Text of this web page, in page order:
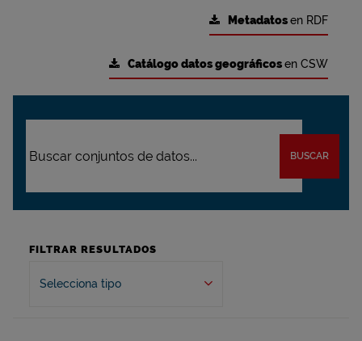
Metadatosen RDF
Catálogo datos geográficosen CSW
BUSCAR
FILTRAR RESULTADOS
Selecciona tipo